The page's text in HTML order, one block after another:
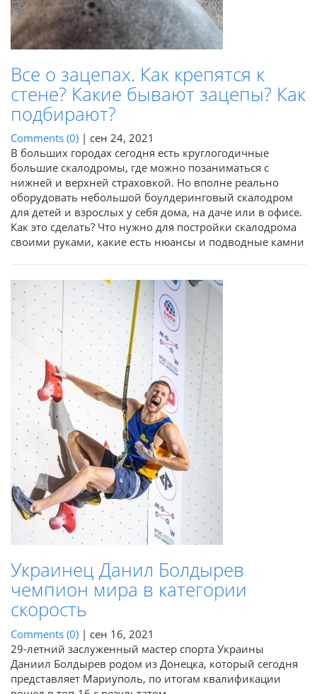
Все о зацепах. Как крепятся к
стене? Какие бывают зацепы? Как
подбирают?
Comments (0) | сен 24, 2021
В больших городах сегодня есть круглогодичные
большие скалодромы, где можно позаниматься с
нижней и верхней страховкой. Но вполне реально
оборудовать небольшой боулдеринговый скалодром
для детей и взрослых у себя дома, на даче или в офисе.
Как это сделать? Что нужно для постройки скалодрома
своими руками, какие есть нюансы и подводные камни
Украинец Данил Болдырев
чемпион мира в категории
скорость
Comments (0) | сен 16, 2021
29-летний заслуженный мастер спорта Украины
Даниил Болдырев родом из Донецка, который сегодня
представляет Мариуполь, по итогам квалификации